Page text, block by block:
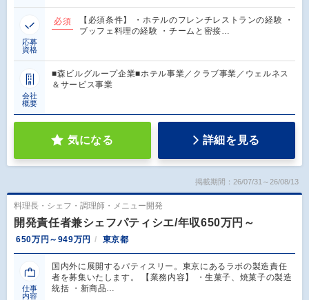
応募
資格
必須
【必須条件】 ・ホテルのフレンチレストランの経験 ・
ブッフェ料理の経験 ・チームと密接…
会社
概要
■森ビルグループ企業■ホテル事業／クラブ事業／ウェルネス
＆サービス事業
気になる 詳細を見る
掲載期間：26/07/31～26/08/13
料理長・シェフ・調理師・メニュー開発
開発責任者兼シェフパティシエ/年収650万円～
650万円～949万円 東京都
仕事
内容
国内外に展開するパティスリー。東京にあるラボの製造責任
者を募集いたします。 【業務内容】 ・生菓子、焼菓子の製造
統括 ・新商品…